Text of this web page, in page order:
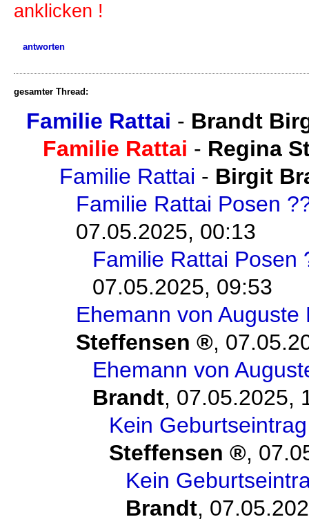
anklicken !
antworten
gesamter Thread:
Familie Rattai - Brandt
Familie Rattai - Regina
Familie Rattai - Birgit
Familie Rattai Posen
07.05.2025, 00:13
Familie Rattai Posen
07.05.2025, 09:53
Ehemann von Auguste
Steffensen
,
Ehemann von
Brandt, 07.05.2025,
Kein
Steffensen
,
Kein
Brandt,